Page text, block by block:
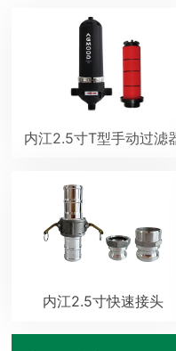
内江2.5寸T型手动过滤
内江2.5寸快速接头